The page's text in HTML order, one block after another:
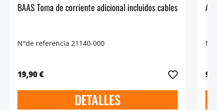
BAAS Toma de corriente adicional incluidos cables
N°de referencia 21140-000
19,90 €
DETALLES